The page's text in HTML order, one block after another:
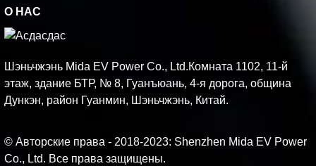
О НАС
Шэньчжэнь Mida EV Power Co., Ltd.Комната 1102, 11-й
этаж, здание БТР, № 8, Гуанъюань, 4-я дорога, община
Дункэн, район Гуанмин, Шэньчжэнь, Китай.
© Авторские права - 2018-2023: Shenzhen Mida EV Power
Co., Ltd. Все права защищены.